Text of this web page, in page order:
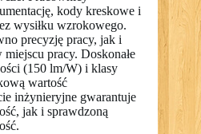
kody kreskowe i
wysiłku wzrokowego.
precyzję pracy, jak i
pracy. Doskonałe
(150 lm/W) i klasy
wartość
inżynieryjne gwarantuje
jak i sprawdzoną